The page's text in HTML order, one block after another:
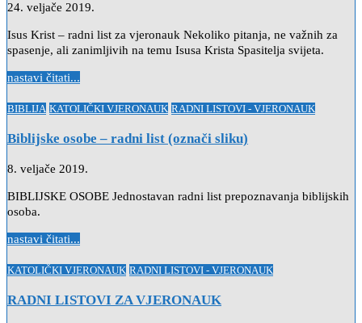
24. veljače 2019.
Isus Krist – radni list za vjeronauk Nekoliko pitanja, ne važnih za
spasenje, ali zanimljivih na temu Isusa Krista Spasitelja svijeta.
nastavi čitati...
Posted
BIBLIJA KATOLIČKI VJERONAUK RADNI LISTOVI - VJERONAUK
Biblijske osobe – radni list (označi sliku)
8. veljače 2019.
BIBLIJSKE OSOBE Jednostavan radni list prepoznavanja biblijskih
osoba.
nastavi čitati...
Posted
KATOLIČKI VJERONAUK RADNI LISTOVI - VJERONAUK
RADNI LISTOVI ZA VJERONAUK